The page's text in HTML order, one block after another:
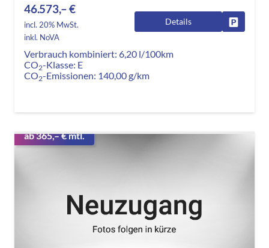
46.573,– €
incl. 20% MwSt.
inkl. NoVA
Details
Verbrauch kombiniert: 6,20 l/100km
CO2-Klasse: E
CO2-Emissionen: 140,00 g/km
ab 365,– € mtl.